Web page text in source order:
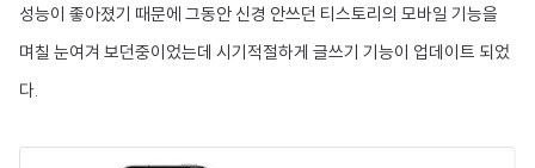
성능이 좋아졌기 때문에 그동안 신경 안쓰던 티스토리의 모바일 기능을
며칠 눈여겨 보던중이었는데 시기적절하게 글쓰기 기능이 업데이트 되었
다.